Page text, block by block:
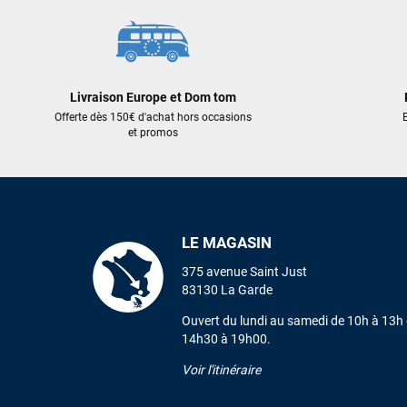
Livraison Europe et Dom tom
Offerte dès 150€ d'achat hors occasions
et promos
LE MAGASIN
375 avenue Saint Just
83130 La Garde
Ouvert du lundi au samedi de 10h à 13h
14h30 à 19h00.
Voir l'itinéraire